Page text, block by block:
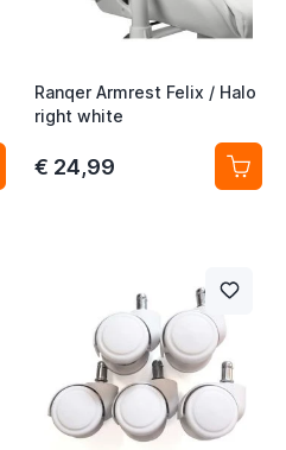
Ranqer Armrest Felix / Halo
right white
€ 24,99